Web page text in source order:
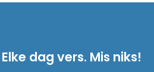
dag vers. Mis niks!